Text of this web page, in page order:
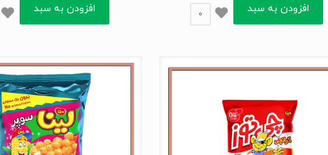
افزودن به سبد 0 افزودن به سبد